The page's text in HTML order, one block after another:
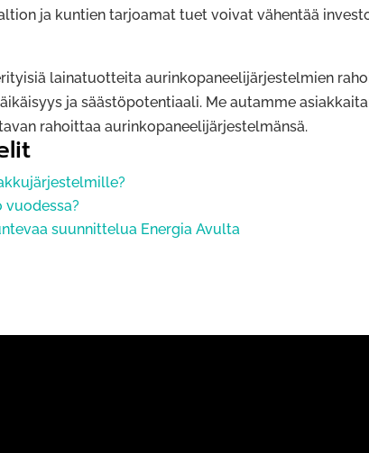
ja kuntien tarjoamat tuet voivat vähentää
lainatuotteita aurinkopaneelijärjestelmien
ja säästöpotentiaali. Me autamme
rahoittaa aurinkopaneelijärjestelmänsä.
suunnittelua Energia Avulta